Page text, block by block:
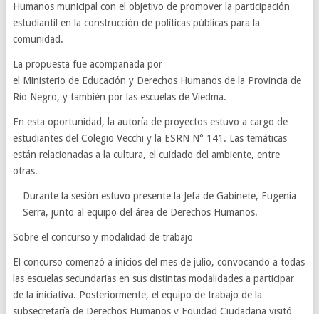
Humanos municipal con el objetivo de promover la participación
estudiantil en la construcción de políticas públicas para la
comunidad.
La propuesta fue acompañada por
el Ministerio de Educación y Derechos Humanos de la Provincia de
Río Negro, y también por las escuelas de Viedma.
En esta oportunidad, la autoría de proyectos estuvo a cargo de
estudiantes del Colegio Vecchi y la ESRN N° 141. Las temáticas
están relacionadas a la cultura, el cuidado del ambiente, entre
otras.
Durante la sesión estuvo presente la Jefa de Gabinete, Eugenia
Serra, junto al equipo del área de Derechos Humanos.
Sobre el concurso y modalidad de trabajo
El concurso comenzó a inicios del mes de julio, convocando a todas
las escuelas secundarias en sus distintas modalidades a participar
de la iniciativa. Posteriormente, el equipo de trabajo de la
subsecretaría de Derechos Humanos y Equidad Ciudadana visitó